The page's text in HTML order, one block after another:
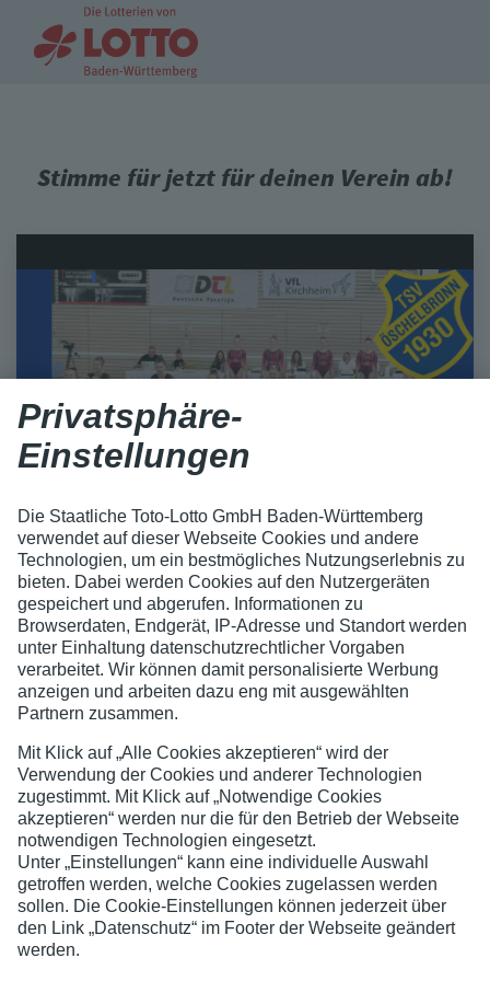
Stimme für jetzt für deinen Verein ab!
TSV Öschelbronn
Jugend- und Spielerschutz Datenschutzerklärung
Impressum